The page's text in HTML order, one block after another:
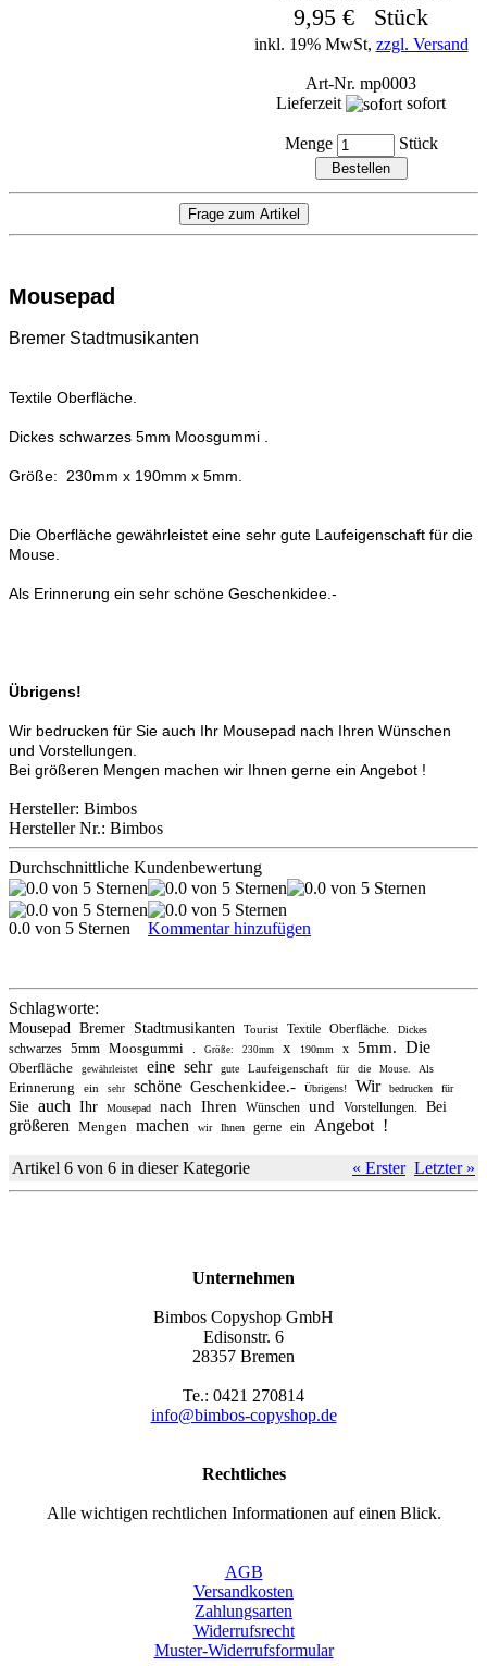
9,95 € Stück
inkl. 19% MwSt, zzgl. Versand
Art-Nr. mp0003
Lieferzeit
sofort
Menge Stück
Mousepad
Bremer Stadtmusikanten
Textile Oberfläche.
Dickes schwarzes 5mm Moosgummi .
Größe: 230mm x 190mm x 5mm.
Die Oberfläche gewährleistet eine sehr gute Laufeigenschaft für die
Mouse.
Als Erinnerung ein sehr schöne Geschenkidee.-
Übrigens!
Wir bedrucken für Sie auch Ihr Mousepad nach Ihren Wünschen
und Vorstellungen.
Bei größeren Mengen machen wir Ihnen gerne ein Angebot !
Hersteller: Bimbos
Hersteller Nr.: Bimbos
Durchschnittliche Kundenbewertung
0.0 von 5 Sternen Kommentar hinzufügen
Schlagworte:
Mousepad Bremer Stadtmusikanten Tourist Textile Oberfläche. Dickes
schwarzes 5mm Moosgummi Größe: 230mm x 190mm x 5mm. Die
Oberfläche gewährleistet eine sehr gute Laufeigenschaft für die Mouse. Als
Erinnerung ein sehr schöne Geschenkidee.- Übrigens! Wir bedrucken für
Sie auch Ihr Mousepad nach Ihren Wünschen und Vorstellungen. Bei
größeren Mengen machen wir Ihnen gerne ein Angebot !
Artikel 6 von 6 in dieser Kategorie « Erster Letzter »
Unternehmen
Bimbos Copyshop GmbH
Edisonstr. 6
28357 Bremen
Te.: 0421 270814
info@bimbos-copyshop.de
Rechtliches
Alle wichtigen rechtlichen Informationen auf einen Blick.
AGB
Versandkosten
Zahlungsarten
Widerrufsrecht
Muster-Widerrufsformular